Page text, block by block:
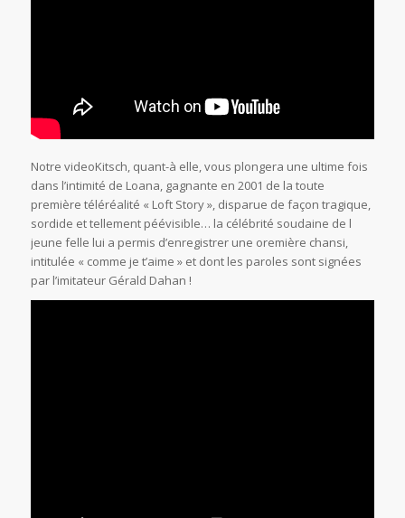
Notre videoKitsch, quant-à elle, vous plongera une ultime fois
dans l’intimité de Loana, gagnante en 2001 de la toute
première téléréalité « Loft Story », disparue de façon tragique,
sordide et tellement péévisible… la célébrité soudaine de l
jeune felle lui a permis d’enregistrer une oremière chansi,
intitulée « comme je t’aime » et dont les paroles sont signées
par l’imitateur Gérald Dahan !